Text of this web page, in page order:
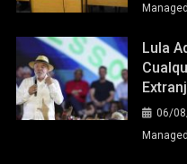
Lula
06/